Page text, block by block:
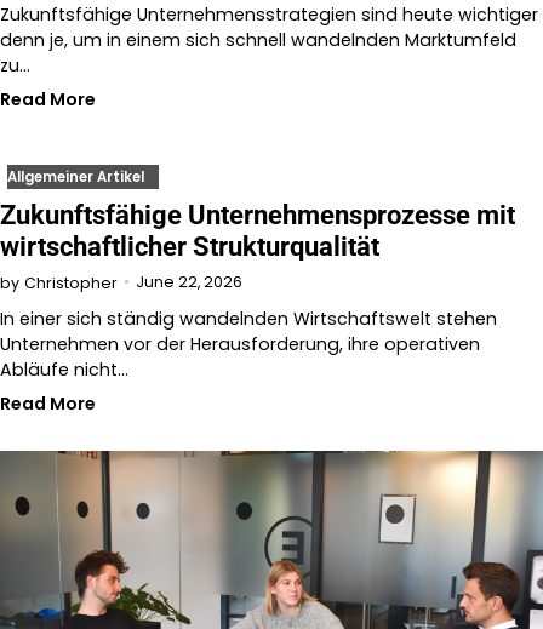
Zukunftsfähige Unternehmensstrategien sind heute wichtiger
denn je, um in einem sich schnell wandelnden Marktumfeld
zu…
Read More
Allgemeiner Artikel
Zukunftsfähige Unternehmensprozesse mit
wirtschaftlicher Strukturqualität
by Christopher June 22, 2026
In einer sich ständig wandelnden Wirtschaftswelt stehen
Unternehmen vor der Herausforderung, ihre operativen
Abläufe nicht…
Read More